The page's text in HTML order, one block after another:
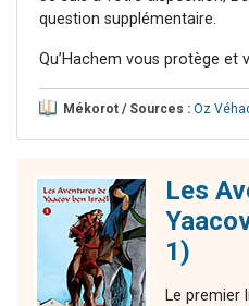
question supplémentaire.
Qu’Hachem vous protège et
Mékorot / Sources : Oz
Les
1)
Le premier